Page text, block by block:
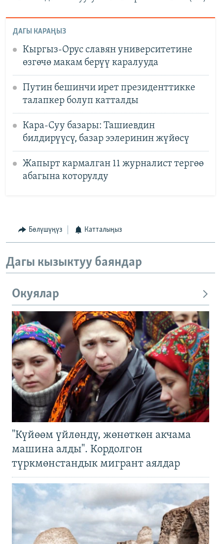
ДАГЫ КАРАҢЫЗ
Кыргыз-Орус славян университетине
өзгөчө макам берүү каралууда
Путин бешинчи ирет президенттикке
талапкер болуп катталды
Кара-Суу базары: Ташиевдин
билдирүүсү, базар ээлеринин жүйөсү
Жапырт кармалган 11 журналист тергөө
абагына которулду
Бөлүшүңүз Катталыңыз
Дагы кызыктуу баяндар
Окуялар
"Күйөөм үйлөндү, жөнөткөн акчама
машина алды". Кордолгон
түркмөнстандык мигрант аялдар